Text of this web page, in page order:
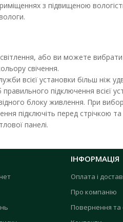
JINBO 120 Вт 220В AC/12В
світлодіодної стрічки JINBO JLV-
з підвищеною
або ви можете
свічення.
всієї установки більш ніж
підключення всієї
блоку живлення. При
підключіть перед
панелі.
ІНФОРМАЦІЯ
Оплата і
Про компанію
Повернення та